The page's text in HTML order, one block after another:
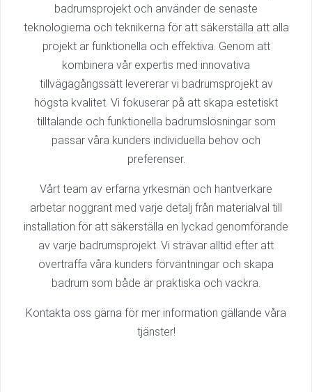
badrumsprojekt och använder de senaste
teknologierna och teknikerna för att säkerställa att alla
projekt är funktionella och effektiva. Genom att
kombinera vår expertis med innovativa
tillvägagångssätt levererar vi badrumsprojekt av
högsta kvalitet. Vi fokuserar på att skapa estetiskt
tilltalande och funktionella badrumslösningar som
passar våra kunders individuella behov och
preferenser.
Vårt team av erfarna yrkesmän och hantverkare
arbetar noggrant med varje detalj från materialval till
installation för att säkerställa en lyckad genomförande
av varje badrumsprojekt. Vi strävar alltid efter att
överträffa våra kunders förväntningar och skapa
badrum som både är praktiska och vackra.
Kontakta oss gärna för mer information gällande våra
tjänster!